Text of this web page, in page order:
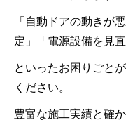
「自動ドアの動きが
定」「電源設備を見直
といったお困りごと
ください。
豊富な施工実績と確